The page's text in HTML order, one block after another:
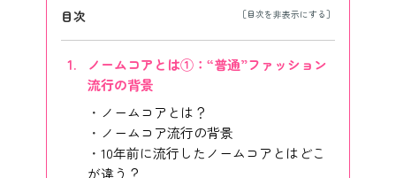
目次
ノームコアとは①：“普通”ファッション
流行の背景
ノームコアとは？
ノームコア流行の背景
10年前に流行したノームコアとはどこ
が違う？